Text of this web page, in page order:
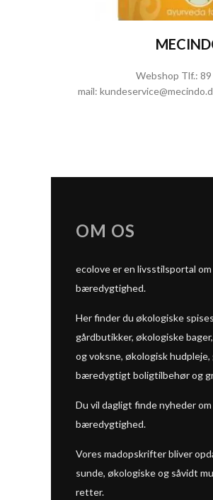
Webshop Tlf.:
mail:
OM OS
ecolove er en livsstilsportal
bæredygtighed.
Her finder du økologiske
gårdbutikker, økologiske
og voksne, økologisk
bæredygtigt boligtilbehør og
Du vil dagligt finde nyheder
bæredygtighed.
Vores madopskrifter bliver
sunde, økologiske og såvidt
retter.